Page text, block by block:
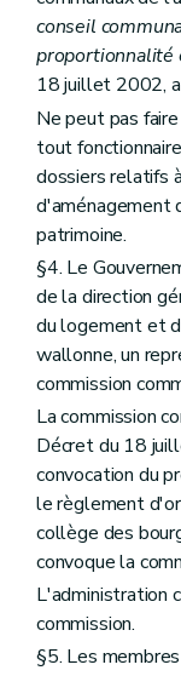
Art.
Titre III
Art. 231
Titre IV
Art.
Art.
Art.
Art.
Art.
Art.
conseil
proportionnalité
18 juillet 2002,
Ne peut pas
tout
dossiers relatifs
d'aménagement
patrimoine.
§4. Le
de la direction
du logement et
wallonne, un
commission
La commission
Décret du 18
convocation du
le règlement
collège des
convoque la
L'administration
commission.
§5. Les